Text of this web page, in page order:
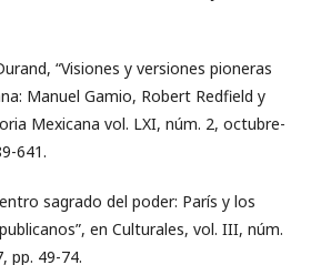
“Visiones y versiones pioneras
Manuel Gamio, Robert Redfield y
Mexicana vol. LXI, núm. 2, octubre-
641.
sagrado del poder: París y los
en Culturales, vol. III, núm.
pp. 49-74.